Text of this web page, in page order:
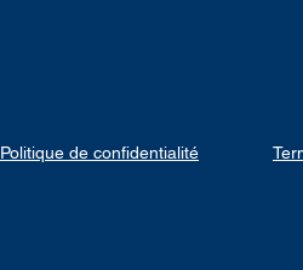
Politique de confidentialité